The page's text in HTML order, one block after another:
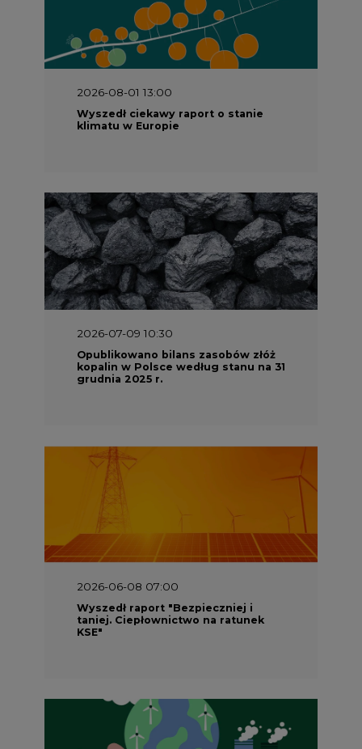
2026-08-01 13:00
Wyszedł ciekawy raport o stanie
klimatu w Europie
2026-07-09 10:30
Opublikowano bilans zasobów złóż
kopalin w Polsce według stanu na 31
grudnia 2025 r.
2026-06-08 07:00
Wyszedł raport "Bezpieczniej i
taniej. Ciepłownictwo na ratunek
KSE"